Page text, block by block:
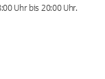
Uhr bis 20:00 Uhr.